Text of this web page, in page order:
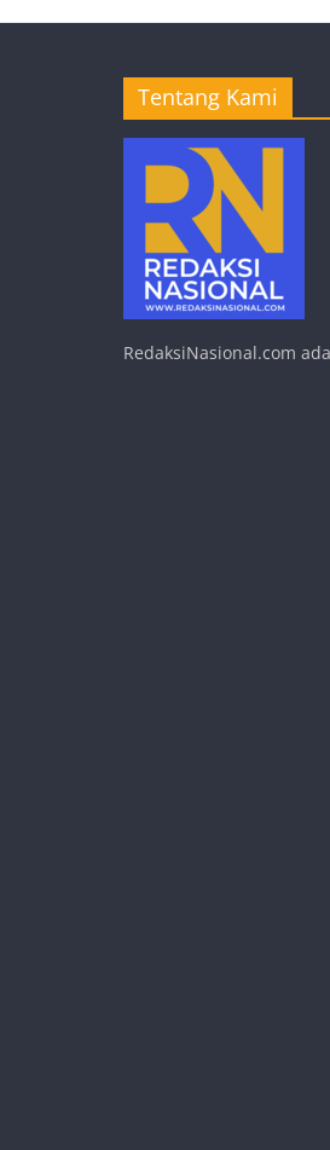
Tentang Kami
RedaksiNasional.com